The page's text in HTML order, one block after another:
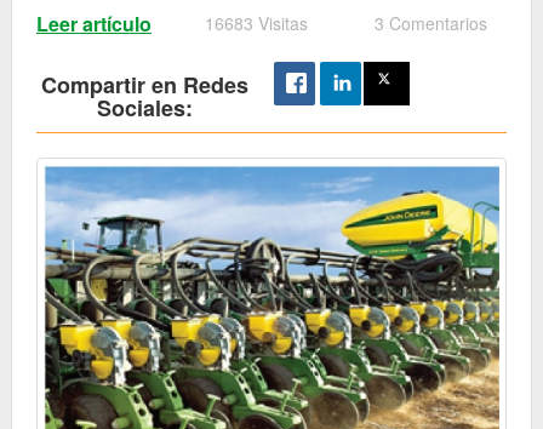
Leer artículo 16683 Visitas 3 Comentarios
Compartir en Redes
Sociales: